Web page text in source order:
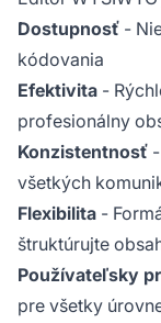
Dostupnosť -
kódovania
Efektivita -
profesionálny
Konzistentnosť
všetkých
Flexibilita -
štruktúrujte
Používateľsky
pre všetky